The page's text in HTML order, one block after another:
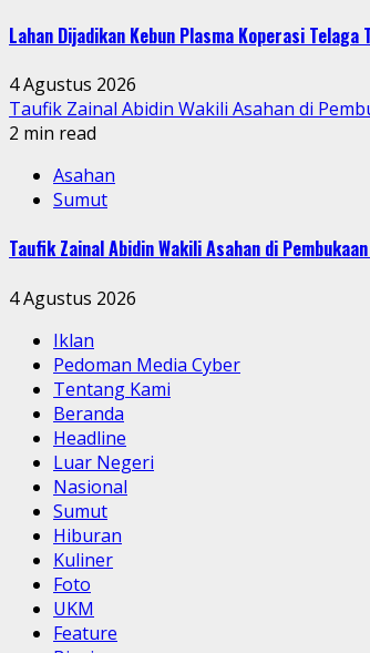
Lahan Dijadikan Kebun Plasma Koperasi
4 Agustus 2026
Taufik Zainal Abidin Wakili Asahan di
2 min read
Asahan
Sumut
Taufik Zainal Abidin Wakili Asahan di
4 Agustus 2026
Iklan
Pedoman Media Cyber
Tentang Kami
Beranda
Headline
Luar Negeri
Nasional
Sumut
Hiburan
Kuliner
Foto
UKM
Feature